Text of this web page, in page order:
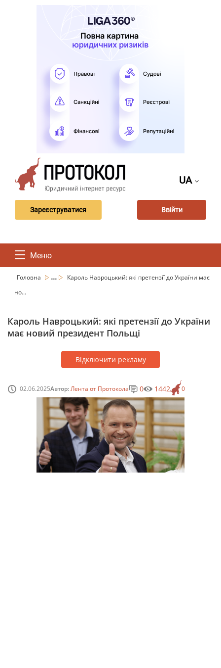
UA
Зареєструватися Ввійти
Меню
Головна ...
Кароль Навроцький: які претензії до України має
но...
Кароль Навроцький: які претензії до України
має новий президент Польщі
Відключити рекламу
02.06.2025Автор:Лента от Протокола 0
0 1442